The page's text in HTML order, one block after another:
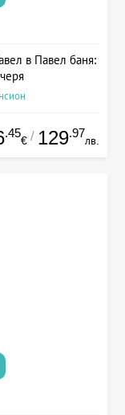
в Павел баня:
.45
€ / 129.97
лв.